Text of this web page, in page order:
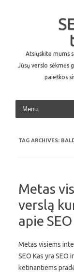
Atsiųskite mums
Jūsų verslo sėkmės
paieškos
TAG ARCHIVES:
Metas
verslą
apie SEO
Metas visiems
SEO Kas yra SEO
ketinantiems